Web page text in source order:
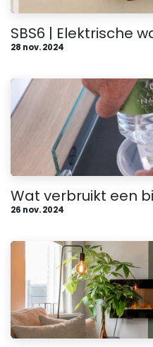
SBS6 | Elektrische
28 nov. 2024
Wat verbruikt een
26 nov. 2024